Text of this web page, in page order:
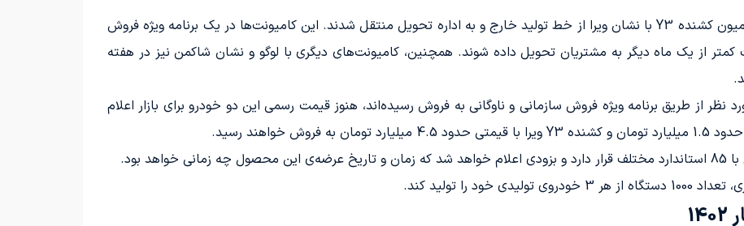
در ماه خرداد سال 1402، حدود 100 دستگاه کامیون کشنده Y3 با نشان ویرا از خط تولید خارج و به اداره تحویل منتقل شدند. این کامیونت‌ها در یک برنامه ویژه فروش
کمتر از یک ماه دیگر به مشتریان تحویل داده شوند. همچنین، کامیونت‌های دیگری با لوگو و نشان شاکمن نیز در هفته
از ماشین‌های مورد نظر از طریق برنامه ویژه فروش سازمانی و ناوگانی به فروش رسیده‌اند، هنوز قیمت رسمی این دو خودرو برای بازار اعلام
را تولید کند.